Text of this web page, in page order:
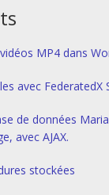
MP4 dans
avec FederatedX
de données
avec AJAX.
stockées